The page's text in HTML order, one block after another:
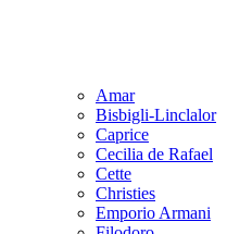
Amar
Bisbigli-Linclalor
Caprice
Cecilia de Rafael
Cette
Christies
Emporio Armani